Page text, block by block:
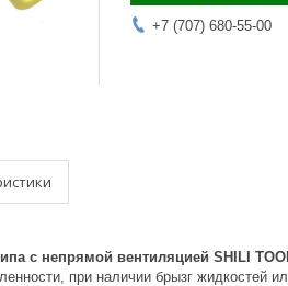
+7 (707) 680-55-00
с непрямой вентиляцией SHILI
при наличии брызг жидкостей